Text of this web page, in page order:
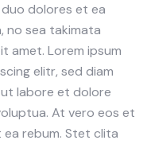
dolores et ea
no sea takimata
amet. Lorem ipsum
elitr, sed diam
labore et dolore
At vero eos et
rebum. Stet clita